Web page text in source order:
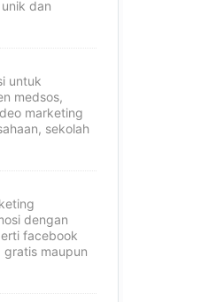
dan
untuk
medsos,
marketing
sekolah
dengan
facebook
maupun